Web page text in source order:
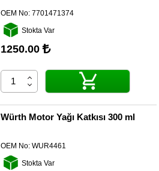
OEM No:7701471374
Stokta Var
1250.00
Würth Motor Yağı Katkısı 300 ml
OEM No:WUR4461
Stokta Var